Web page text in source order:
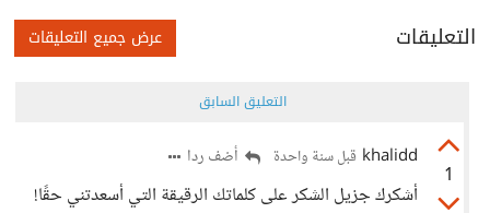
التعليقات عرض جميع التعليقات
التعليق السابق
1
khalidd قبل سنة واحدة أضف ردا
أشكرك جزيل الشكر على كلماتك الرقيقة التي أسعدتني حقًا!